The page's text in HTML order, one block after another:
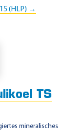
(HLP) →
TS
mineralisches